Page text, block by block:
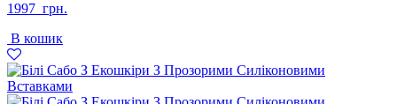
1997 грн.
В кошик